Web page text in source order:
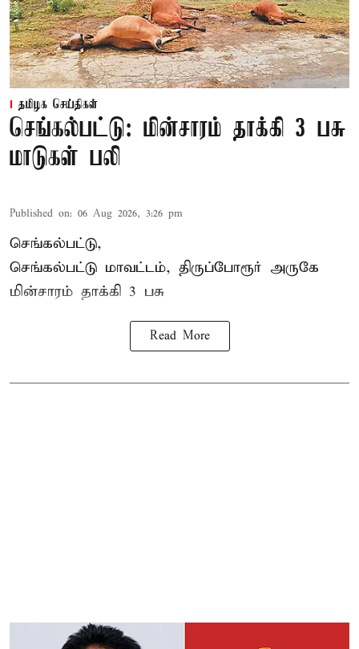
தமிழக செய்திகள்
செங்கல்பட்டு: மின்சாரம் தாக்கி 3 பசு
மாடுகள் பலி
Published on: 06 Aug 2026, 3:26 pm
செங்கல்பட்டு,
செங்கல்பட்டு மாவட்டம், திருப்போரூர் அருகே
மின்சாரம் தாக்கி 3 பசு
Read More